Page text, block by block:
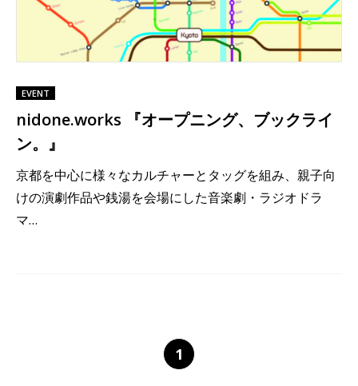
EVENT
nidone.works 『オープニング、ブックライ
ン。』
京都を中心に様々なカルチャーとタッグを組み、親子向
けの演劇作品や銭湯を会場にした音楽劇・ラジオドラ
マ…
1